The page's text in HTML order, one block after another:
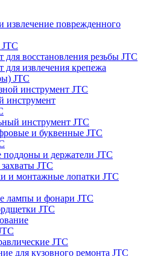
извлечение поврежденного
для восстановления резьбы JTC
для извлечения крепежа
JTC
инструмент JTC
инструмент
инструмент JTC
и буквенные JTC
и держатели JTC
JTC
и монтажные лопатки JTC
лампы и фонари JTC
JTC
JTC
для кузовного ремонта JTC